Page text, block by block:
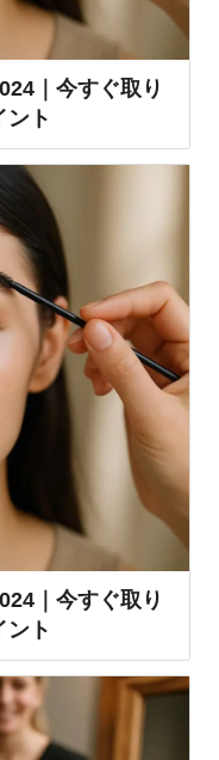
｜今すぐ取り
ント
｜今すぐ取り
ント